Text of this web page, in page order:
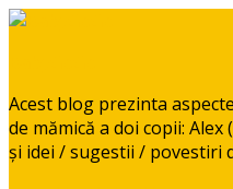
Acest blog prezinta
de mămică a doi copii:
și idei / sugestii / povestiri